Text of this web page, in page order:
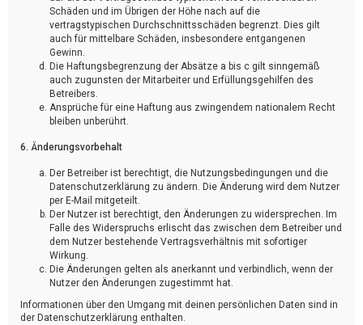
Schäden und im Übrigen der Höhe nach auf die
vertragstypischen Durchschnittsschäden begrenzt. Dies gilt
auch für mittelbare Schäden, insbesondere entgangenen
Gewinn.
Die Haftungsbegrenzung der Absätze a bis c gilt sinngemäß
auch zugunsten der Mitarbeiter und Erfüllungsgehilfen des
Betreibers.
Ansprüche für eine Haftung aus zwingendem nationalem Recht
bleiben unberührt.
6. Änderungsvorbehalt
Der Betreiber ist berechtigt, die Nutzungsbedingungen und die
Datenschutzerklärung zu ändern. Die Änderung wird dem Nutzer
per E-Mail mitgeteilt.
Der Nutzer ist berechtigt, den Änderungen zu widersprechen. Im
Falle des Widerspruchs erlischt das zwischen dem Betreiber und
dem Nutzer bestehende Vertragsverhältnis mit sofortiger
Wirkung.
Die Änderungen gelten als anerkannt und verbindlich, wenn der
Nutzer den Änderungen zugestimmt hat.
Informationen über den Umgang mit deinen persönlichen Daten sind in
der Datenschutzerklärung enthalten.